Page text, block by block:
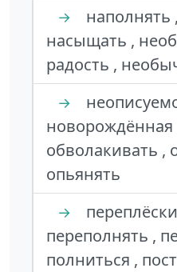
→
наполнять
насыщать ,
радость ,
→
новорождённая
обволакивать ,
опьянять
→
переполнять ,
полниться ,